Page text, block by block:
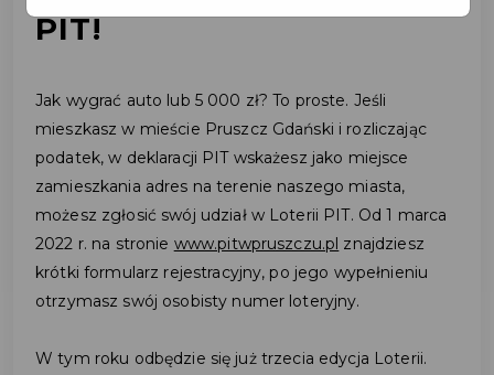
PIT!
Jak wygrać auto lub 5 000 zł? To proste. Jeśli
mieszkasz w mieście Pruszcz Gdański i rozliczając
podatek, w deklaracji PIT wskażesz jako miejsce
zamieszkania adres na terenie naszego miasta,
możesz zgłosić swój udział w Loterii PIT. Od 1 marca
2022 r. na stronie www.pitwpruszczu.pl znajdziesz
krótki formularz rejestracyjny, po jego wypełnieniu
otrzymasz swój osobisty numer loteryjny.
W tym roku odbędzie się już trzecia edycja Loterii.